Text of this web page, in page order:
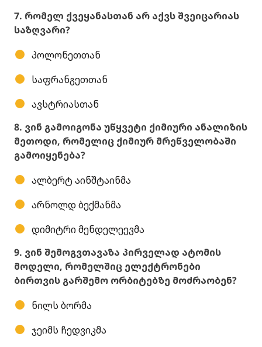
7. რომელ ქვეყანასთან არ აქვს შვეიცარიას
საზღვარი?
პოლონეთთან
საფრანგეთთან
ავსტრიასთან
8. ვინ გამოიგონა უწყვეტი ქიმიური ანალიზის
მეთოდი, რომელიც ქიმიურ მრეწველობაში
გამოიყენება?
ალბერტ აინშტაინმა
არნოლდ ბექმანმა
დიმიტრი მენდელეევმა
9. ვინ შემოგვთავაზა პირველად ატომის
მოდელი, რომელშიც ელექტრონები
ბირთვის გარშემო ორბიტებზე მოძრაობენ?
ნილს ბორმა
ჯეიმს ჩედვიკმა